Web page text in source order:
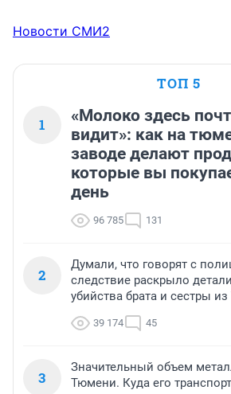
Новости СМИ2
ТОП 5
1
«Молоко здесь
видит»: как на
заводе делают
которые вы
день
96 785 131
2
Думали, что говорят с
следствие раскрыло
убийства брата и сестры
39 174 45
3
Значительный объем
Тюмени. Куда его